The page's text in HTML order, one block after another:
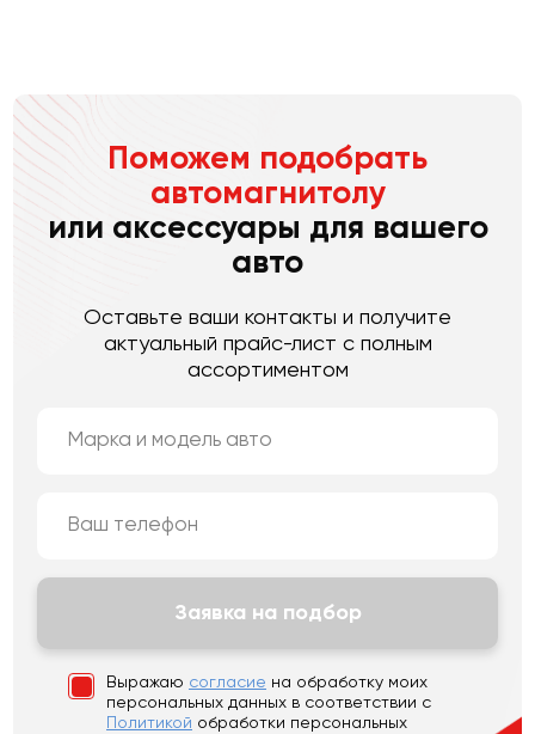
Поможем подобрать
автомагнитолу
или аксессуары для вашего
авто
Оставьте ваши контакты и получите
актуальный прайс-лист с полным
ассортиментом
Выражаю согласие на обработку моих
персональных данных в соответствии с
Политикой обработки персональных
Заявка на подбор